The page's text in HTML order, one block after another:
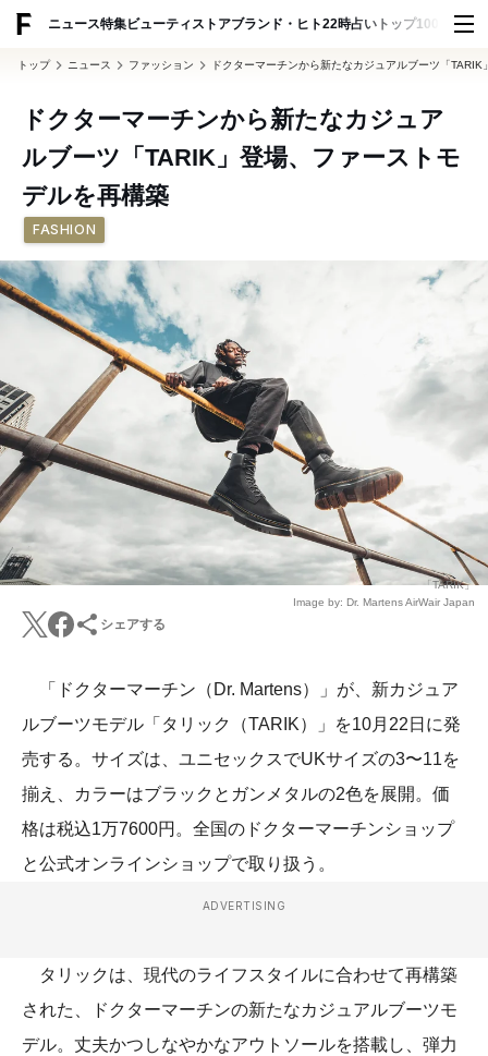
ニュース特集ビューティ ストアブランド・ヒト22時占い トップ100 スナッ
トップ ニュース ファッション ドクターマーチンから新たなカジュアルブーツ「
ドクターマーチンから新たなカジュア
ルブーツ「TARIK」登場、ファーストモ
デルを再構築
FASHION
「TARIK」
Image by: Dr. Martens AirWair Japan
シェアする
「ドクターマーチン（Dr. Martens）」が、新カジュア
ルブーツモデル「タリック（TARIK）」を10月22日に発
売する。サイズは、ユニセックスでUKサイズの3〜11を
揃え、カラーはブラックとガンメタルの2色を展開。価
格は税込1万7600円。全国のドクターマーチンショップ
と公式オンラインショップで取り扱う。
ADVERTISING
タリックは、現代のライフスタイルに合わせて再構築
された、ドクターマーチンの新たなカジュアルブーツモ
デル。丈夫かつしなやかなアウトソールを搭載し、弾力